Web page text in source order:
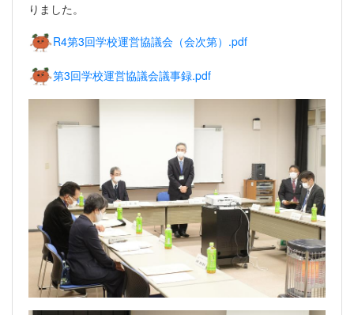
りました。
R4第3回学校運営協議会（会次第）.pdf
第3回学校運営協議会議事録.pdf